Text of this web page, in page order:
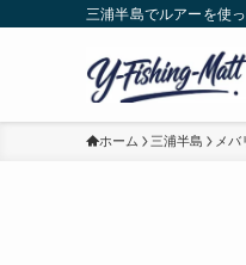
三浦半島でルアーを使
ホーム 三浦半島 メバ